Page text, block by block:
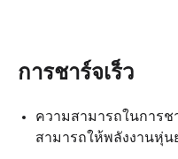
การชาร์จเร็ว
ความสามารถในการช
สามารถให้พลังงานหุ่น